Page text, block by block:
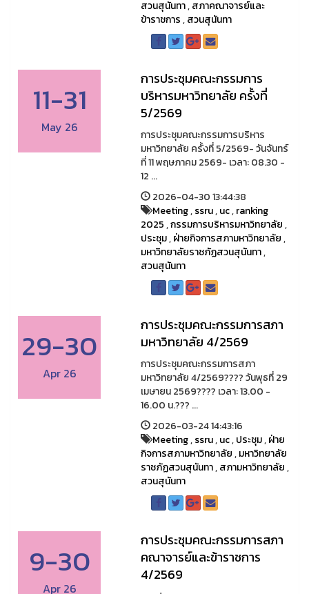
สวนสุนันทา,สภาคณาจารย์และ
ข้าราชการ,สวนสุนันทา
11-31
May 26
การประชุมคณะกรรมการ
บริหารมหาวิทยาลัย ครั้งที่
5/2569
การประชุมคณะกรรมการบริหาร
มหาวิทยาลัย ครั้งที่ 5/2569- วันจันทร์
ที่ 11 พฤษภาคม 2569- เวลา: 08.30 -
12 ...
2026-04-30 13:44:38
Meeting,ssru,uc,ranking
2025,กรรมการบริหารมหาวิทยาลัย,
ประชุม,ฝ่ายกิจการสภามหาวิทยาลัย,
มหาวิทยาลัยราชภัฏสวนสุนันทา,
สวนสุนันทา
29-30
Apr 26
การประชุมคณะกรรมการสภา
มหาวิทยาลัย 4/2569
การประชุมคณะกรรมการสภา
มหาวิทยาลัย 4/2569????️ วันพุธที่ 29
เมษายน 2569???? เวลา: 13.00 -
16.00 น.??? ...
2026-03-24 14:43:16
Meeting,ssru,uc,ประชุม,ฝ่าย
กิจการสภามหาวิทยาลัย,มหาวิทยาลัย
ราชภัฏสวนสุนันทา,สภามหาวิทยาลัย,
สวนสุนันทา
9-30
Apr 26
การประชุมคณะกรรมการสภา
คณาจารย์และข้าราชการ
4/2569